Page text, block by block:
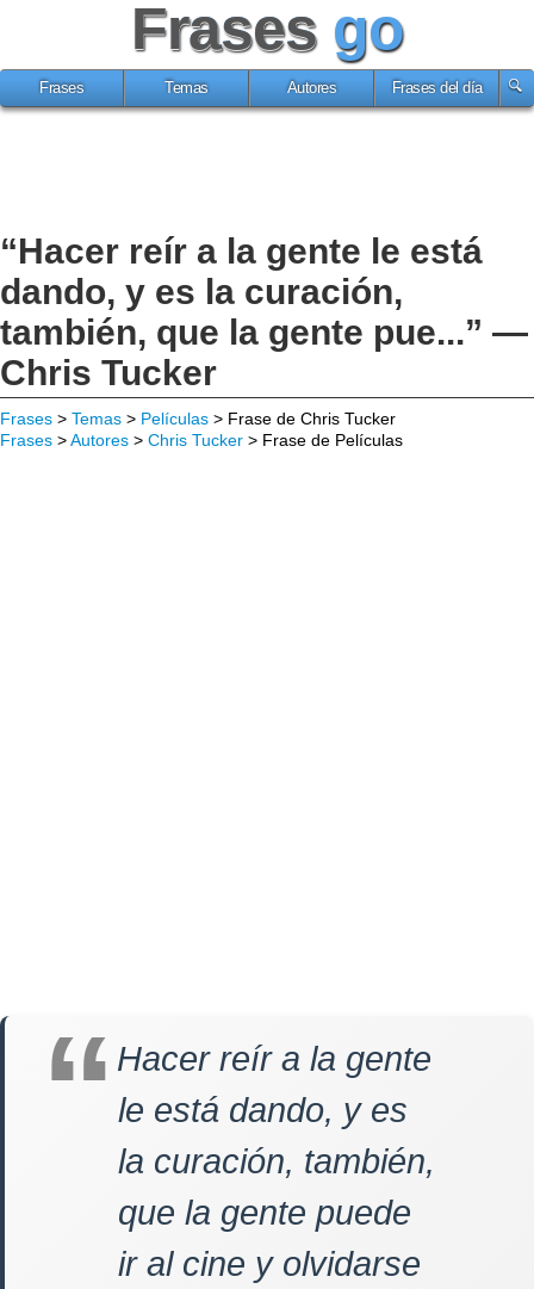
Frases go
Frases Temas Autores Frases del día
“Hacer reír a la gente le está
dando, y es la curación,
también, que la gente pue...” —
Chris Tucker
Frases > Temas > Películas > Frase de Chris Tucker
Frases >Autores > Chris Tucker > Frase de Películas
Hacer reír a la gente
le está dando, y es
la curación, también,
que la gente puede
ir al cine y olvidarse